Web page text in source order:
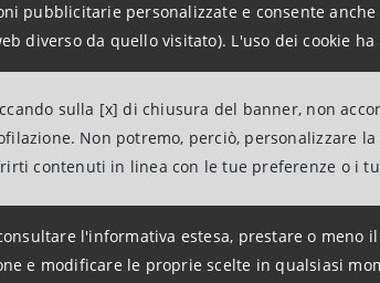
pubblicitarie personalizzate e consente
diverso da quello visitato). L'uso dei cookie
sulla [x] di chiusura del banner, non
Non potremo, perciò, personalizzare
contenuti in linea con le tue preferenze o i
l'informativa estesa, prestare o meno
e modificare le proprie scelte in qualsiasi
nella forma di revolving credit
di AREUS I, allo scopo di garantire
del finanziamento segue sia
i positivi risultati conseguiti da AREUS I
per complessivi $100 milioni.